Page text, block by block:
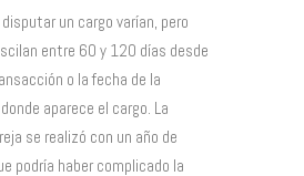
un cargo varían, pero
entre 60 y 120 días desde
o la fecha de la
aparece el cargo. La
se realizó con un año de
podría haber complicado la